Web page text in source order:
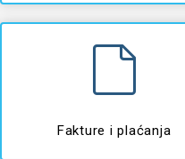
Fakture i plaćanja